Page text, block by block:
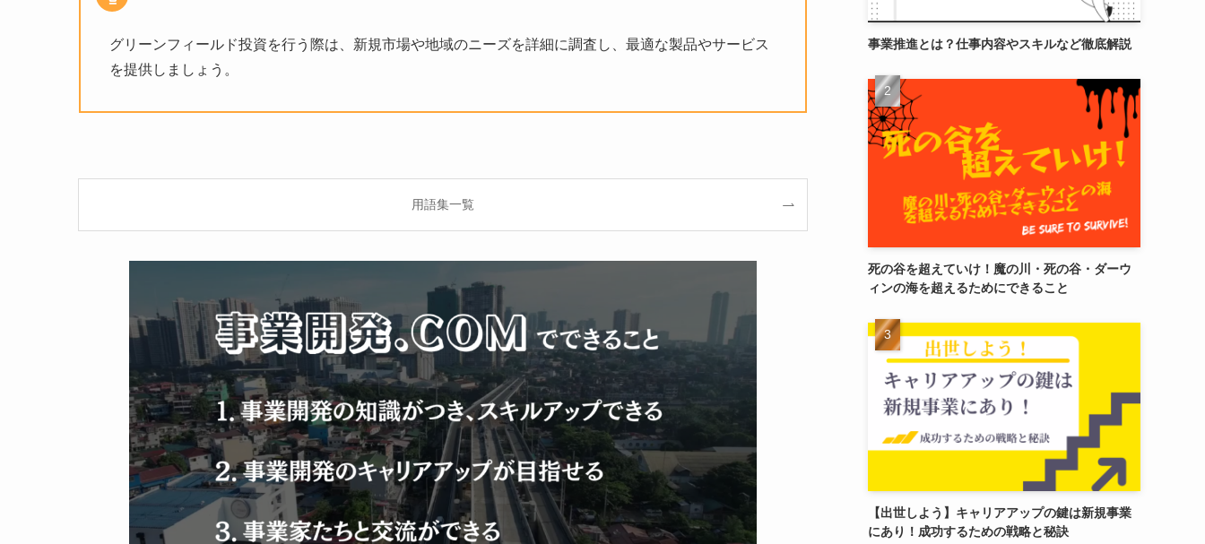
グリーンフィールド投資を行う際は、新規市場や地域のニーズを詳細に調査し、最適な製品やサービス
を提供しましょう。
用語集一覧
事業推進とは？仕事内容やスキルなど徹底解説
死の谷を超えていけ！魔の川・死の谷・ダーウ
ィンの海を超えるためにできること
【出世しよう】キャリアアップの鍵は新規事業
にあり！成功するための戦略と秘訣